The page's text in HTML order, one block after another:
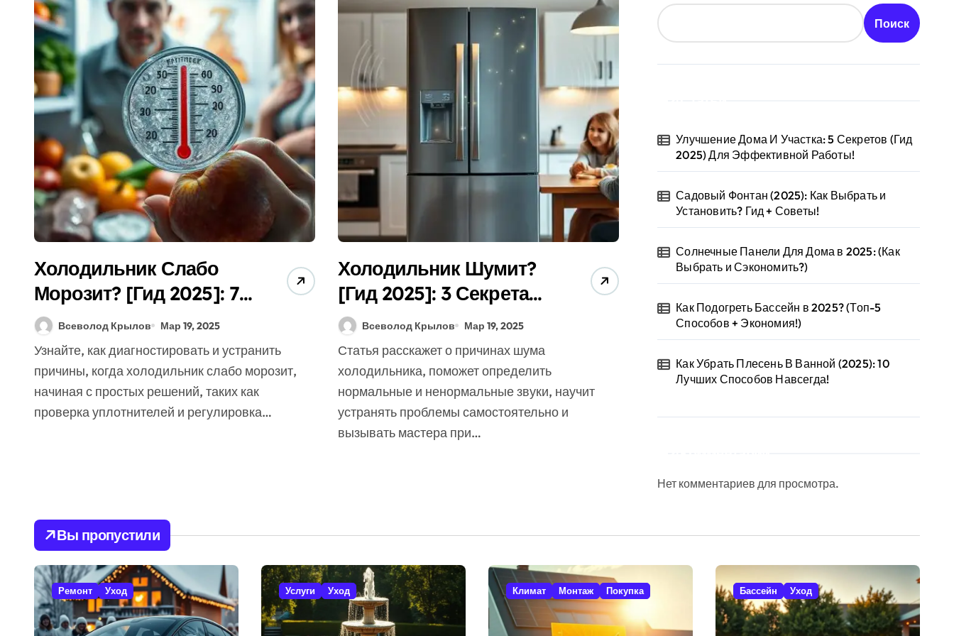
Как Выбрать Печь Для Бани в 2025: Гид по 10 Лучшим Моделям (Советы)!
Гидроизоляция Бассейна (2025): Как Выбрать? Гид + Секреты!
Душевая Кабина Для Пожилых: Как Выбрать Лучшую (Гид 2025 + Советы Экспертов)
Обогрев Бытовки Зимой 2025: Какой Лучше (Топ-5) + Секреты Экономии!
Электроинструмент (2025): Как Выбрать Лучший Для Дома Бесплатно + Гид!
Как Выбрать Фильтр Для Дачи в 2024? (Гид + Советы Эксперта).
Вентиляция Бассейна (2025): Гид по Выбору и Установке Бесплатно!
Улучшение Дома И Участка: 5 Секретов (Гид 2025) Для Эффективной Работы!
Холодильник Слабо
Морозит? [Гид 2025]: 7
Секретов Реанимации
Продуктов!
Всеволод Крылов Мар 19, 2025
Узнайте, как диагностировать и устранить
причины, когда холодильник слабо морозит,
начиная с простых решений, таких как
проверка уплотнителей и регулировка…
Холодильник Шумит?
[Гид 2025]: 3 Секрета
Тихой Работы и Ремонт!
Всеволод Крылов Мар 19, 2025
Статья расскажет о причинах шума
холодильника, поможет определить
нормальные и ненормальные звуки, научит
устранять проблемы самостоятельно и
вызывать мастера при…
Поиск
Улучшение Дома И Участка: 5 Секретов (Гид
2025) Для Эффективной Работы!
Садовый Фонтан (2025): Как Выбрать и
Установить? Гид + Советы!
Солнечные Панели Для Дома в 2025: (Как
Выбрать и Сэкономить?)
Как Подогреть Бассейн в 2025? (Топ-5
Способов + Экономия!)
Как Убрать Плесень В Ванной (2025): 10
Лучших Способов Навсегда!
Нет комментариев для просмотра.
Вы пропустили
Ремонт Уход Услуги Уход Климат Монтаж Покупка Бассейн Уход